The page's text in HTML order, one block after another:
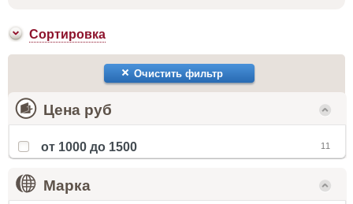
Сортировка
Очистить фильтр
Цена руб
от 1000 до 1500 11
Марка